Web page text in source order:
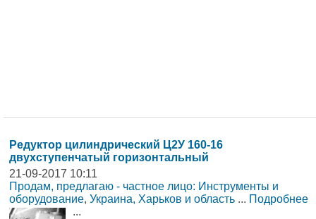
Редуктор цилиндрический Ц2У 160-16
двухступенчатый горизонтальный
21-09-2017 10:11
Продам, предлагаю - частное лицо: Инструменты и
оборудование, Украина, Харьков и область ... Подробнее
...